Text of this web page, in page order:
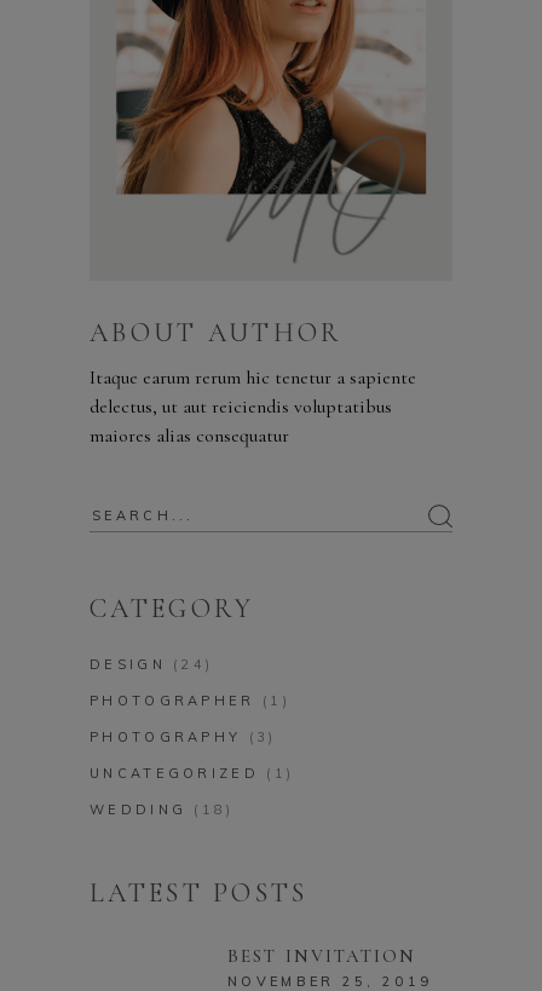
ABOUT AUTHOR
Itaque earum rerum hic tenetur a sapiente
delectus, ut aut reiciendis voluptatibus
maiores alias consequatur
CATEGORY
DESIGN (24)
PHOTOGRAPHER (1)
PHOTOGRAPHY (3)
UNCATEGORIZED (1)
WEDDING (18)
LATEST POSTS
BEST INVITATION
NOVEMBER 25, 2019